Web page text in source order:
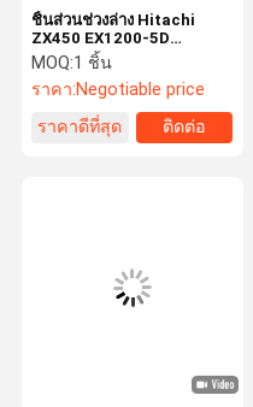
สินค้า
ชิ้นส่วนช่วงล่าง Hitachi
ZX450 EX1200-5D
ZX600LC 850H ZX
9183296 Center Joint
MOQ:1 ชิ้น
ราคา:Negotiable price
ราคาดีที่สุด
ติดต่อ